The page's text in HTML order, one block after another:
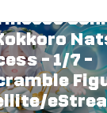
- 1/7 -